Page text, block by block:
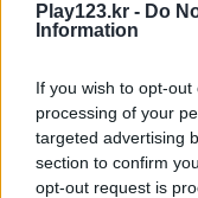
Play123.kr - Do
Information
If you wish to opt-
processing of your
targeted advertising
section to confirm
opt-out request is
비행기
외계인